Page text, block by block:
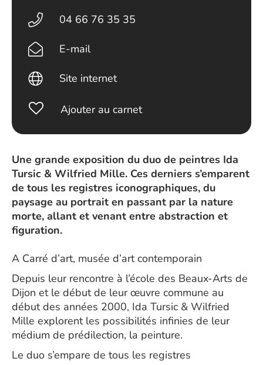
Une grande exposition du duo de peintres Ida
Tursic & Wilfried Mille. Ces derniers s’emparent
de tous les registres iconographiques, du
paysage au portrait en passant par la nature
morte, allant et venant entre abstraction et
figuration.
A Carré d’art, musée d’art contemporain
Depuis leur rencontre à l’école des Beaux-Arts de
Dijon et le début de leur œuvre commune au
début des années 2000, Ida Tursic & Wilfried
Mille explorent les possibilités infinies de leur
médium de prédilection, la peinture.
Le duo s’empare de tous les registres
04 66 76 35 35
E-mail
Site internet
Ajouter au carnet